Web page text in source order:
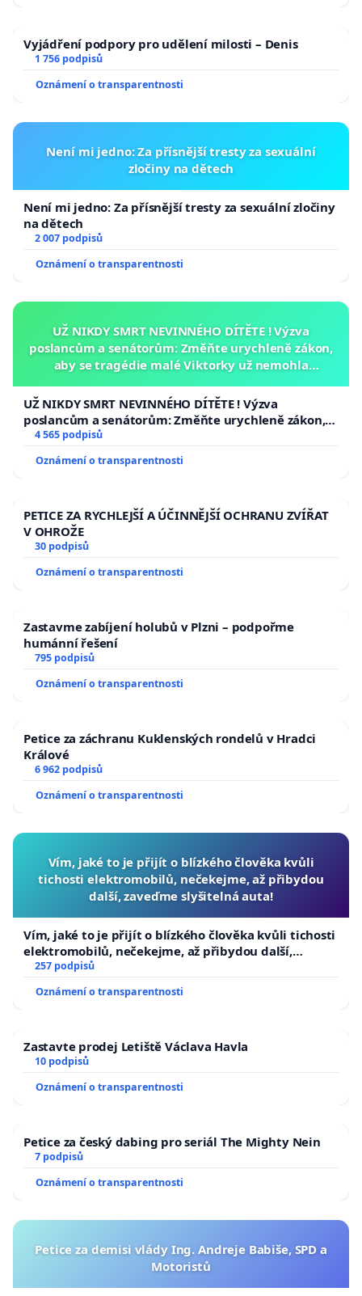
Vyjádření podpory pro udělení milosti – Denis
1 756 podpisů
Oznámení o transparentnosti
Není mi jedno: Za přísnější tresty za sexuální
zločiny na dětech
Není mi jedno: Za přísnější tresty za sexuální zločiny
na dětech
2 007 podpisů
Oznámení o transparentnosti
UŽ NIKDY SMRT NEVINNÉHO DÍTĚTE ! Výzva
poslancům a senátorům: Změňte urychleně zákon,
aby se tragédie malé Viktorky už nemohla
UŽ NIKDY SMRT NEVINNÉHO DÍTĚTE ! Výzva
poslancům a senátorům: Změňte urychleně zákon,
aby se tragédie malé Viktorky už nemohla opakovat!
4 565 podpisů
Oznámení o transparentnosti
PETICE ZA RYCHLEJŠÍ A ÚČINNĚJŠÍ OCHRANU ZVÍŘAT
V OHROŽE
30 podpisů
Oznámení o transparentnosti
Zastavme zabíjení holubů v Plzni – podpořme
humánní řešení
795 podpisů
Oznámení o transparentnosti
Petice za záchranu Kuklenských rondelů v Hradci
Králové
6 962 podpisů
Oznámení o transparentnosti
Vím, jaké to je přijít o blízkého člověka kvůli
tichosti elektromobilů, nečekejme, až přibydou
další, zaveďme slyšitelná auta!
Vím, jaké to je přijít o blízkého člověka kvůli tichosti
elektromobilů, nečekejme, až přibydou další,
zaveďme slyšitelná auta!
257 podpisů
Oznámení o transparentnosti
Zastavte prodej Letiště Václava Havla
10 podpisů
Oznámení o transparentnosti
Petice za český dabing pro seriál The Mighty Nein
7 podpisů
Oznámení o transparentnosti
Petice za demisi vlády Ing. Andreje Babiše, SPD a
Motoristů